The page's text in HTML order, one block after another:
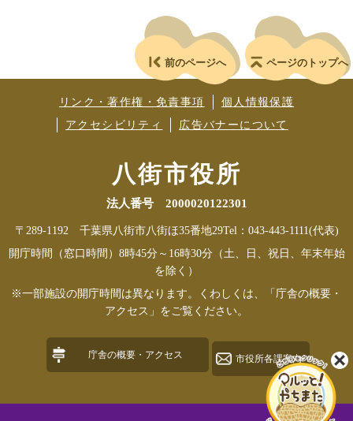
前のページへ ページのトップへ
リンク・著作権・免責事項
個人情報保護
アクセシビリティ
広告バナーについて
八街市役所
法人番号 2000020122301
〒289-1192 千葉県八街市八街ほ35番地29Tel：043-443-1111(代表)
開庁時間（窓口時間）8時45分～16時30分（土、日、祝日、年末年始
を除く）
※一部施設の開庁時間は異なります。くわしくは、「庁舎の概要・
アクセス」をご覧ください。
庁舎の概要・アクセス 市役所各課案内